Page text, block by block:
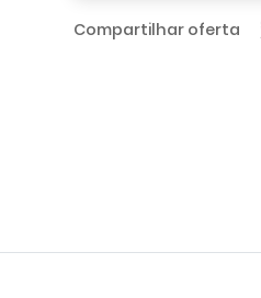
Compartilhar oferta